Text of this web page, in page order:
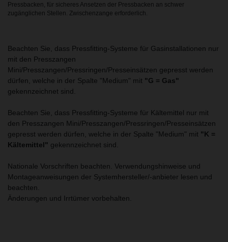
Pressbacken, für sicheres Ansetzen der Pressbacken an schwer
zugänglichen Stellen. Zwischenzange erforderlich.
Beachten Sie, dass Pressfitting-Systeme für Gasinstallationen nur
mit den Presszangen
Mini/Presszangen/Pressringen/Presseinsätzen gepresst werden
dürfen, welche in der Spalte "Medium" mit "G = Gas"
gekennzeichnet sind.
Beachten Sie, dass Pressfitting-Systeme für Kältemittel nur mit
den Presszangen Mini/Presszangen/Pressringen/Presseinsätzen
gepresst werden dürfen, welche in der Spalte "Medium" mit "K =
Kältemittel" gekennzeichnet sind.
Nationale Vorschriften beachten. Verwendungshinweise und
Montageanweisungen der Systemhersteller/-anbieter lesen und
beachten.
Änderungen und Irrtümer vorbehalten.